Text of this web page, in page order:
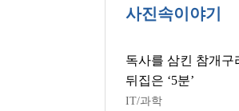
사진속이야기
독사를 삼킨 참개
뒤집은 ‘5분’
IT/과학